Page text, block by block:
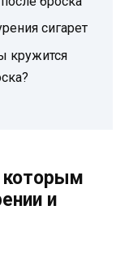
сигарет
кружится
которым
и